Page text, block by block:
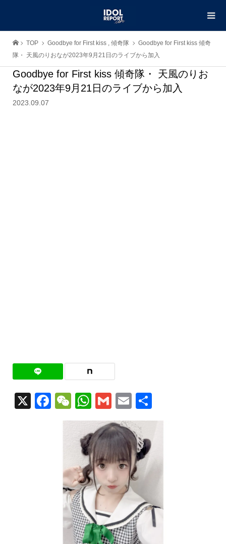
TOP Goodbye for First kiss , 傾奇隊
Goodbye for First kiss 傾奇
隊・ 天風のりおなが2023年9月21日のライブから加入
Goodbye for First kiss 傾奇隊・ 天風のりお
なが2023年9月21日のライブから加入
2023.09.07
X Facebook
WeChat
WhatsApp
GmailEmail
有